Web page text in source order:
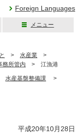
Foreign Languages
メニュー
> 水産業 >
務所管内 > 江漁港
水産基盤整備課 >
平成20年10月28日